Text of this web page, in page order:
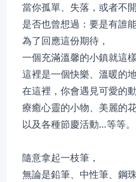
當你孤單、失落，或者不
是否也曾想過：要是有誰
為了回應這份期待，
一個充滿溫馨的小鎮就這樣
這裡是一個快樂、溫暖的地
在這裡，你會遇見可愛的動
療癒心靈的小物、美麗的
以及各種節慶活動…等等。
隨意拿起一枝筆，
無論是鉛筆、中性筆、鋼珠